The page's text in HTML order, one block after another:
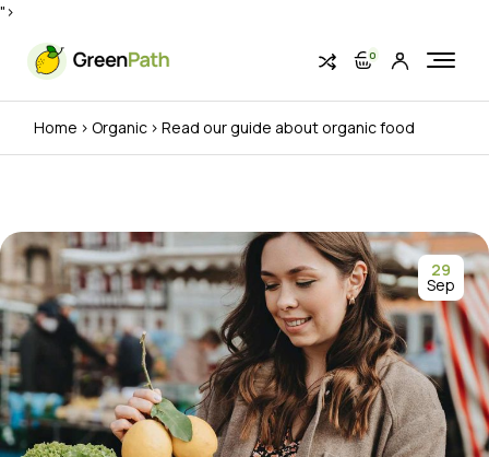
">
0
Home Organic Read our guide about organic food
29
Sep